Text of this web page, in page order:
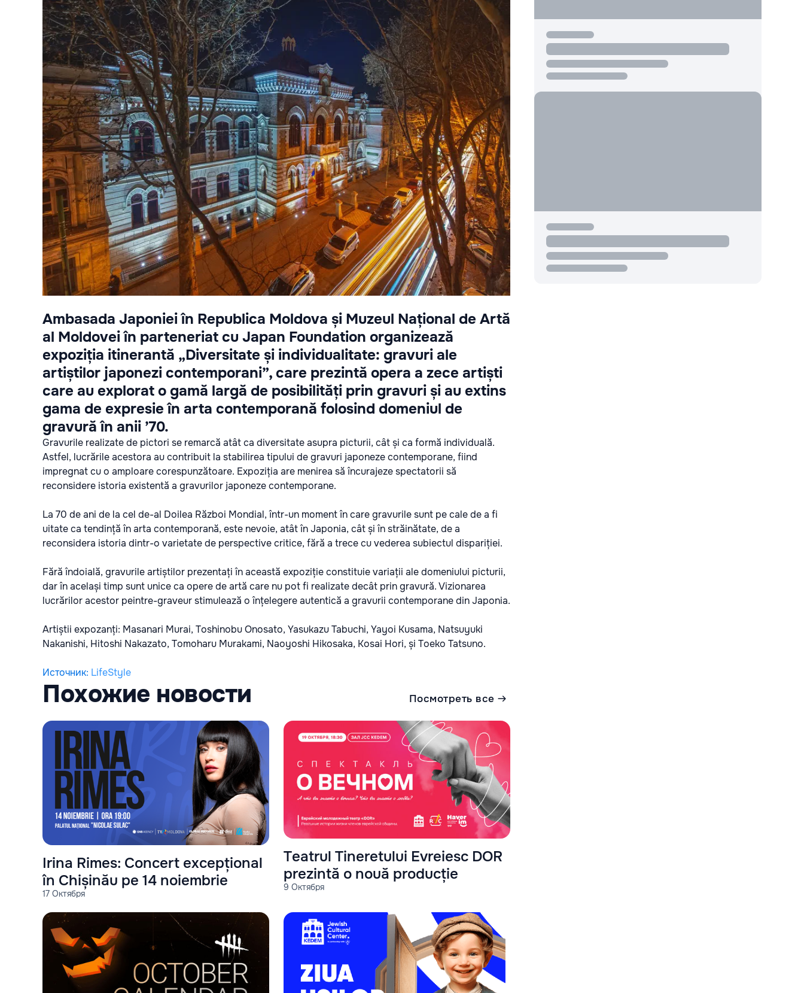
Ambasada Japoniei în Republica Moldova și Muzeul Național de Artă
al Moldovei în parteneriat cu Japan Foundation organizează
expoziția itinerantă „Diversitate și individualitate: gravuri ale
artiștilor japonezi contemporani”, care prezintă opera a zece artiști
care au explorat o gamă largă de posibilități prin gravuri și au extins
gama de expresie în arta contemporană folosind domeniul de
gravură în anii ’70.
Gravurile realizate de pictori se remarcă atât ca diversitate asupra picturii, cât și ca formă individuală.
Astfel, lucrările acestora au contribuit la stabilirea tipului de gravuri japoneze contemporane, fiind
impregnat cu o amploare corespunzătoare. Expoziția are menirea să încurajeze spectatorii să
reconsidere istoria existentă a gravurilor japoneze contemporane.
La 70 de ani de la cel de-al Doilea Război Mondial, într-un moment în care gravurile sunt pe cale de a fi
uitate ca tendință în arta contemporană, este nevoie, atât în Japonia, cât și în străinătate, de a
reconsidera istoria dintr-o varietate de perspective critice, fără a trece cu vederea subiectul dispariției.
Fără îndoială, gravurile artiștilor prezentați în această expoziție constituie variații ale domeniului picturii,
dar în același timp sunt unice ca opere de artă care nu pot fi realizate decât prin gravură. Vizionarea
lucrărilor acestor peintre-graveur stimulează o înțelegere autentică a gravurii contemporane din Japonia.
Artiștii expozanți: Masanari Murai, Toshinobu Onosato, Yasukazu Tabuchi, Yayoi Kusama, Natsuyuki
Nakanishi, Hitoshi Nakazato, Tomoharu Murakami, Naoyoshi Hikosaka, Kosai Hori, și Toeko Tatsuno.
Источник: LifeStyle
Похожие новости Посмотреть все
17 Октября
Irina Rimes: Concert excepțional
în Chișinău pe 14 noiembrie
9 Октября
Teatrul Tineretului Evreiesc DOR
prezintă o nouă producție